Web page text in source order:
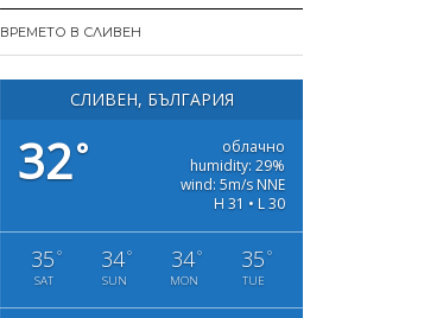
ВРЕМЕТО В СЛИВЕН
СЛИВЕН, БЪЛГАРИЯ
32°
облачно
humidity: 29%
wind: 5m/s NNE
H 31 • L 30
35 °
SAT
34°
SUN
34°
MON
35 °
TUE